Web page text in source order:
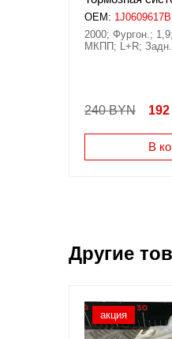
OEM:
2000; Фургон.;
МКПП; L+R;
240 BYN 192
В
Другие
акция